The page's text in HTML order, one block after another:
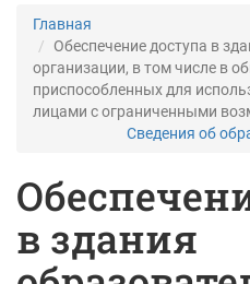
Главная
Обеспечение доступа в
организации, в том числе в
приспособленных для
лицами с ограниченными
Сведения об
в здания